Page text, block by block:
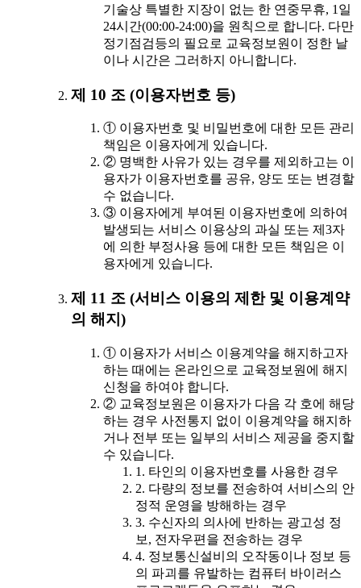
기술상 특별한 지장이 없는 한 연중무휴, 1일
24시간(00:00-24:00)을 원칙으로 합니다. 다만
정기점검등의 필요로 교육정보원이 정한 날
이나 시간은 그러하지 아니합니다.
제 10 조 (이용자번호 등)
① 이용자번호 및 비밀번호에 대한 모든 관리
책임은 이용자에게 있습니다.
② 명백한 사유가 있는 경우를 제외하고는 이
용자가 이용자번호를 공유, 양도 또는 변경할
수 없습니다.
③ 이용자에게 부여된 이용자번호에 의하여
발생되는 서비스 이용상의 과실 또는 제3자
에 의한 부정사용 등에 대한 모든 책임은 이
용자에게 있습니다.
제 11 조 (서비스 이용의 제한 및 이용계약
의 해지)
① 이용자가 서비스 이용계약을 해지하고자
하는 때에는 온라인으로 교육정보원에 해지
신청을 하여야 합니다.
② 교육정보원은 이용자가 다음 각 호에 해당
하는 경우 사전통지 없이 이용계약을 해지하
거나 전부 또는 일부의 서비스 제공을 중지할
수 있습니다.
1. 타인의 이용자번호를 사용한 경우
2. 다량의 정보를 전송하여 서비스의 안
정적 운영을 방해하는 경우
3. 수신자의 의사에 반하는 광고성 정
보, 전자우편을 전송하는 경우
4. 정보통신설비의 오작동이나 정보 등
의 파괴를 유발하는 컴퓨터 바이러스